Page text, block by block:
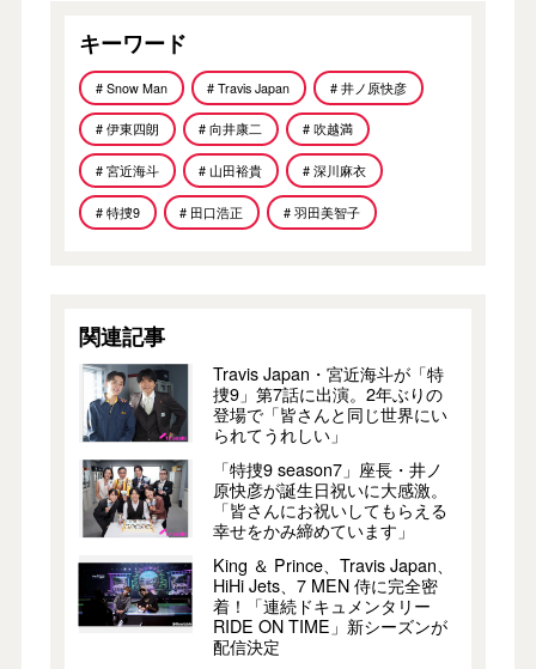
キーワード
# Snow Man # Travis Japan # 井ノ原快彦
# 伊東四朗 # 向井康二 # 吹越満
# 宮近海斗 # 山田裕貴 # 深川麻衣
# 特捜9 # 田口浩正 # 羽田美智子
関連記事
Travis Japan・宮近海斗が「特
捜9」第7話に出演。2年ぶりの
登場で「皆さんと同じ世界にい
られてうれしい」
「特捜9 season7」座長・井ノ
原快彦が誕生日祝いに大感激。
「皆さんにお祝いしてもらえる
幸せをかみ締めています」
King ＆ Prince、Travis Japan、
HiHi Jets、7 MEN 侍に完全密
着！「連続ドキュメンタリー
RIDE ON TIME」新シーズンが
配信決定